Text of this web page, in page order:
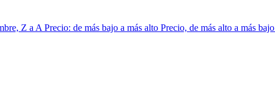
Z a APrecio: de más bajo a más alto Precio, de más alto a más bajo